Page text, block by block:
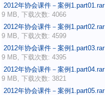
2012年协会课件－案例1.part01.rar
9 MB, 下载次数: 4066
2012年协会课件－案例1.part02.rar
9 MB, 下载次数: 4599
2012年协会课件－案例1.part03.rar
9 MB, 下载次数: 4395
2012年协会课件－案例1.part04.rar
9 MB, 下载次数: 3821
2012年协会课件－案例1.part05.rar